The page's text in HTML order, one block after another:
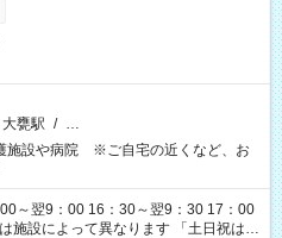
大甕駅 / …
施設や病院 ※ご自宅の近くなど、お
～翌9：00 16：30～翌9：30 17：00
よって異なります 「土日祝は休